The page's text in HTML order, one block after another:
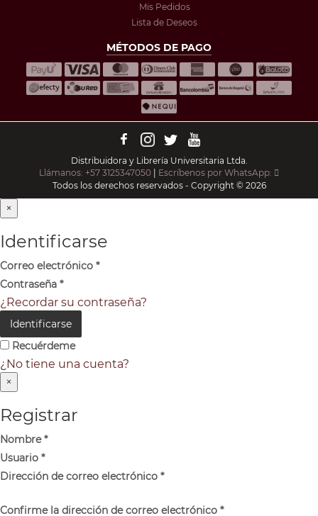
Mis Pedidos
Lista de Deseos
MÉTODOS DE PAGO
Distribuidora y Librería Universitaria Ltda.
Llámanos: +57 3125347050 | Escríbenos por WhatsApp:
Todos los derechos reservados - Copyright © 2026
×
Identificarse
Correo electrónico *
Contraseña *
¿Recordar su contraseña?
Identificarse
Recuérdeme
¿No tiene una cuenta?
×
Registrar
Nombre*
Usuario *
Dirección de correo electrónico *
Confirme la dirección de correo electrónico *